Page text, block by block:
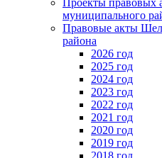
муниципального
Правовые акты
района
2026 год
2025 год
2024 год
2023 год
2022 год
2021 год
2020 год
2019 год
2018 год